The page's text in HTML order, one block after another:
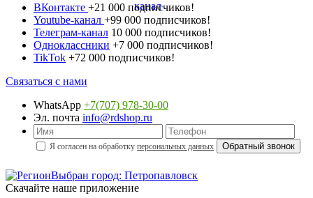
ВКонтакте +21 000 подписчиков!
Youtube-канал +99 000 подписчиков!
Телеграм-канал 10 000 подписчиков!
Одноклассники +7 000 подписчиков!
TikTok +72 000 подписчиков!
Связаться с нами
WhatsApp +7(707) 978-30-00
Эл. почта info@rdshop.ru
Я согласен на обработку персональных данных
Выбран город: Петропавловск
Скачайте наше приложение